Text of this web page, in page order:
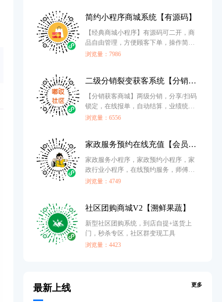
简约小程序商城系统【有源码】
【经典商城小程序】有源码可二开，商
品自由管理，方便顾客下单，操作简
单，助力老板私域变现
浏览量：7986
二级分销裂变获客系统【分销商城】
【分销获客商城】两级分销，分享/扫码
锁定，在线报单，自动结算，业绩统
计，积分商城
浏览量：6556
家政服务预约在线充值【会员充值】
家政服务小程序，家政预约小程序，家
政行业小程序，在线预约服务，师傅入
住，后台派单，会员充值小程序
浏览量：4749
社区团购商城V2【溯鲜果蔬】
新型社区团购系统，到店自提+送货上
门，秒杀专区，社区群变现工具
浏览量：4423
最新上线 更多